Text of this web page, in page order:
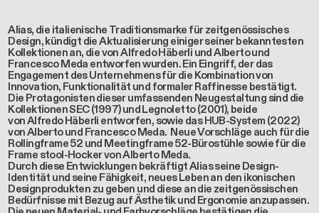
Alias, die italienische Traditionsmarke für zeitgenössisches
Design, kündigt die Aktualisierung einiger seiner bekanntesten
Kollektionen an, die von Alfredo Häberli und Alberto und
Francesco Meda entworfen wurden. Ein Eingriff, der das
Engagement des Unternehmens für die Kombination von
Innovation, Funktionalität und formaler Raffinesse bestätigt.
Die Protagonisten dieser umfassenden Neugestaltung sind die
KollektionenSEC(1997) undLegnoletto(2001), beide
vonAlfredo Häberli entworfen, sowie dasHUB-System (2022)
vonAlberto und Francesco Meda. Neue Vorschläge auch für die
Rollingframe 52 und Meetingframe 52-Bürostühle sowie für die
Frame stool-Hocker von Alberto Meda.
Durch diese Entwicklungen bekräftigt Alias seine Design-
Identität und seine Fähigkeit, neues Leben an den ikonischen
Designprodukten zu geben und diese an die zeitgenössischen
Bedürfnisse mit Bezug auf Ästhetik und Ergonomie anzupassen.